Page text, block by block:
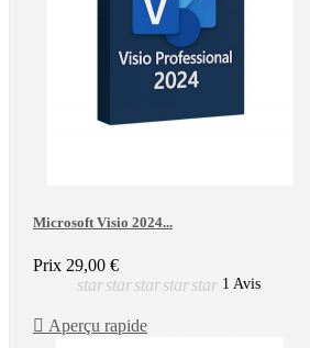
Microsoft Visio 2024...
Prix 29,00 €
star star star star star 1 Avis
 Aperçu rapide